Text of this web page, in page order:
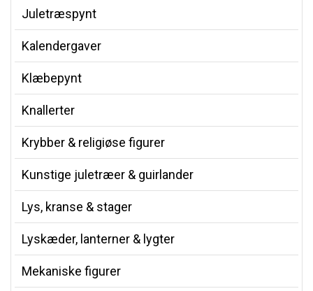
Juletræspynt
Kalendergaver
Klæbepynt
Knallerter
Krybber & religiøse figurer
Kunstige juletræer & guirlander
Lys, kranse & stager
Lyskæder, lanterner & lygter
Mekaniske figurer